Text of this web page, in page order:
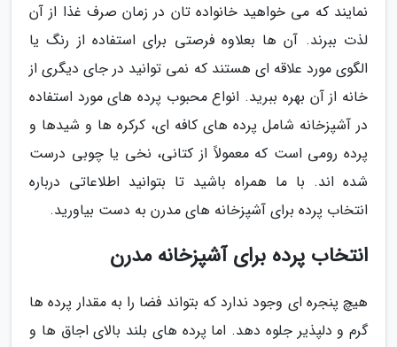
نمایند که می خواهید خانواده تان در زمان صرف غذا از آن
لذت ببرند. آن ها بعلاوه فرصتی برای استفاده از رنگ یا
الگوی مورد علاقه ای هستند که نمی توانید در جای دیگری از
خانه از آن بهره ببرید. انواع محبوب پرده های مورد استفاده
در آشپزخانه شامل پرده های کافه ای، کرکره ها و شیدها و
پرده رومی است که معمولاً از کتانی، نخی یا چوبی درست
شده اند. با ما همراه باشید تا بتوانید اطلاعاتی درباره
انتخاب پرده برای آشپزخانه های مدرن به دست بیاورید.
انتخاب پرده برای آشپزخانه مدرن
هیچ پنجره ای وجود ندارد که بتواند فضا را به مقدار پرده ها
گرم و دلپذیر جلوه دهد. اما پرده های بلند بالای اجاق ها و